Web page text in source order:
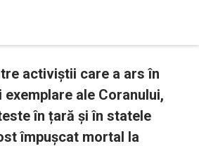
activiștii care a ars în
ale Coranului,
în țară și în statele
împușcat mortal la